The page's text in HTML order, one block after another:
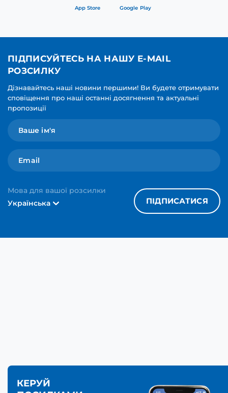
App Store Google Play
ПІДПИСУЙТЕСЬ НА НАШУ E-MAIL
РОЗСИЛКУ
Дізнавайтесь наші новини першими! Ви будете отримувати
сповіщення про наші останні досягнення та актуальні
пропозиції
Мова для вашої розсилки
Українська
ПІДПИСАТИСЯ
КЕРУЙ